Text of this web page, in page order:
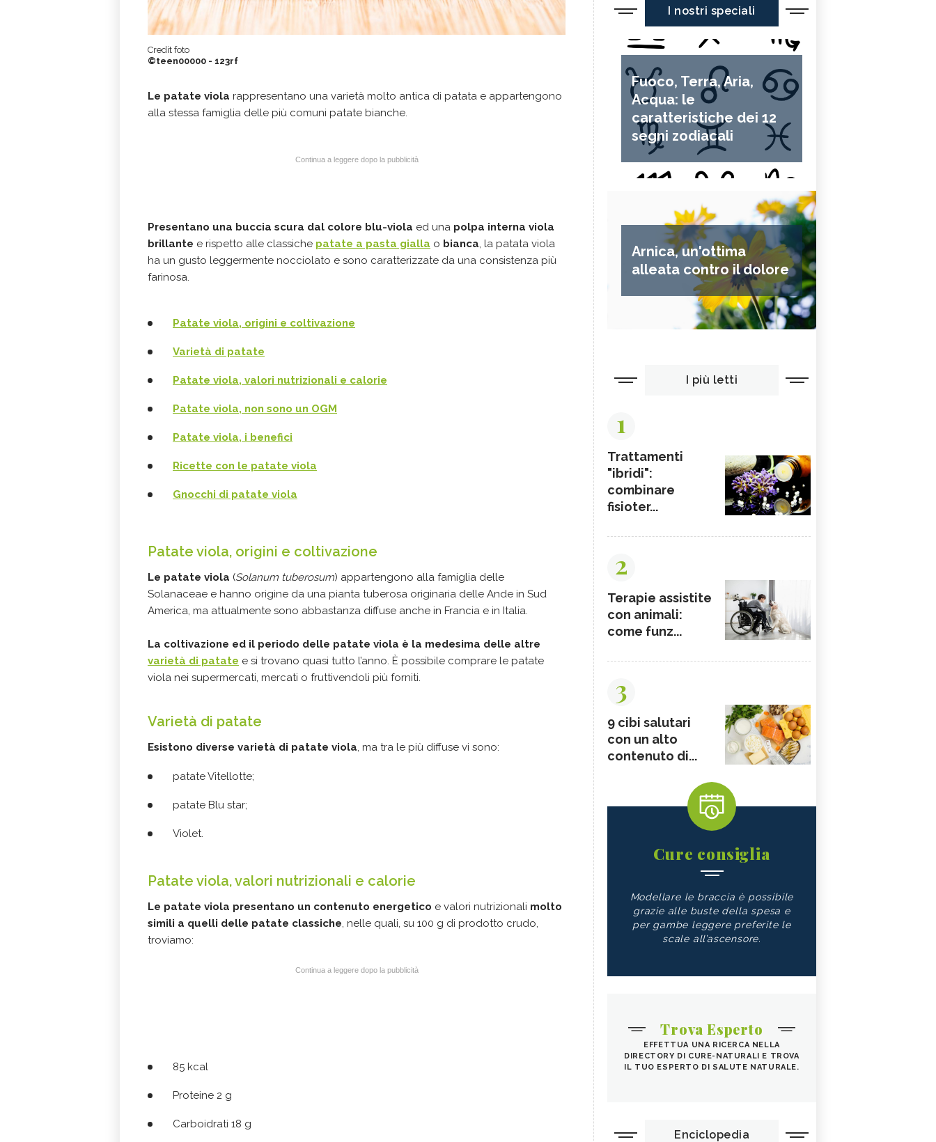
Credit foto
©teen00000 - 123rf
Le patate viola rappresentano una varietà molto antica di patata e appartengono
alla stessa famiglia delle più comuni patate bianche.
Continua a leggere dopo la pubblicità
Presentano una buccia scura dal colore blu-viola ed una polpa interna viola
brillante e rispetto alle classiche patate a pasta gialla o bianca , la patata viola
ha un gusto leggermente nocciolato e sono caratterizzate da una consistenza più
farinosa.
Patate viola, origini e coltivazione
Varietà di patate
Patate viola, valori nutrizionali e calorie
Patate viola, non sono un OGM
Patate viola, i benefici
Ricette con le patate viola
Gnocchi di patate viola
Patate viola, origini e coltivazione
Le patate viola (Solanum tuberosum) appartengono alla famiglia delle
Solanaceae e hanno origine da una pianta tuberosa originaria delle Ande in Sud
America, ma attualmente sono abbastanza diffuse anche in Francia e in Italia.
La coltivazione ed il periodo delle patate viola è la medesima delle altre
varietà di patate e si trovano quasi tutto l’anno. È possibile comprare le patate
viola nei supermercati, mercati o fruttivendoli più forniti.
Varietà di patate
Esistono diverse varietà di patate viola , ma tra le più diffuse vi sono:
patate Vitellotte;
patate Blu star;
Violet.
Patate viola, valori nutrizionali e calorie
Le patate viola presentano un contenuto energetico e valori nutrizionali molto
simili a quelli delle patate classiche , nelle quali, su 100 g di prodotto crudo,
troviamo:
Continua a leggere dopo la pubblicità
85 kcal
Proteine 2 g
Carboidrati 18 g
I nostri speciali
Fuoco, Terra, Aria,
Acqua: le
caratteristiche dei 12
segni zodiacali
Arnica, un'ottima
alleata contro il dolore
I più letti
1
Trattamenti
"ibridi":
combinare
fisioter...
2
Terapie assistite
con animali:
come funz...
3
9 cibi salutari
con un alto
contenuto di...
Cure consiglia
Modellare le braccia è possibile
grazie alle buste della spesa e
per gambe leggere preferite le
scale all’ascensore.
Trova Esperto
EFFETTUA UNA RICERCA NELLA
DIRECTORY DI CURE-NATURALI E TROVA
IL TUO ESPERTO DI SALUTE NATURALE.
Enciclopedia